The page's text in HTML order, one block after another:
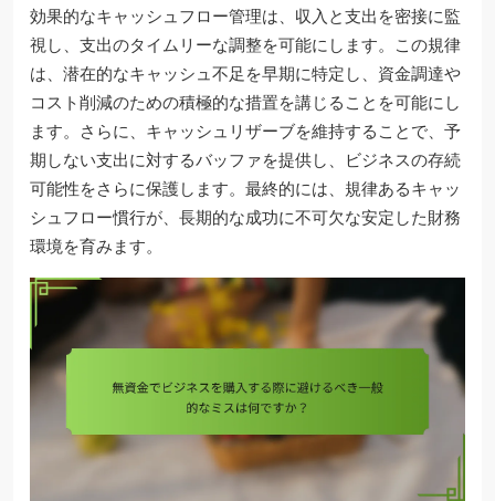
効果的なキャッシュフロー管理は、収入と支出を密接に監
視し、支出のタイムリーな調整を可能にします。この規律
は、潜在的なキャッシュ不足を早期に特定し、資金調達や
コスト削減のための積極的な措置を講じることを可能にし
ます。さらに、キャッシュリザーブを維持することで、予
期しない支出に対するバッファを提供し、ビジネスの存続
可能性をさらに保護します。最終的には、規律あるキャッ
シュフロー慣行が、長期的な成功に不可欠な安定した財務
環境を育みます。